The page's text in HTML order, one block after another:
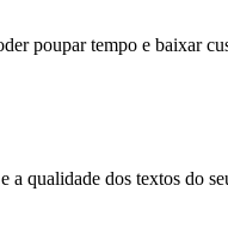
poupar tempo e baixar
a qualidade dos textos do